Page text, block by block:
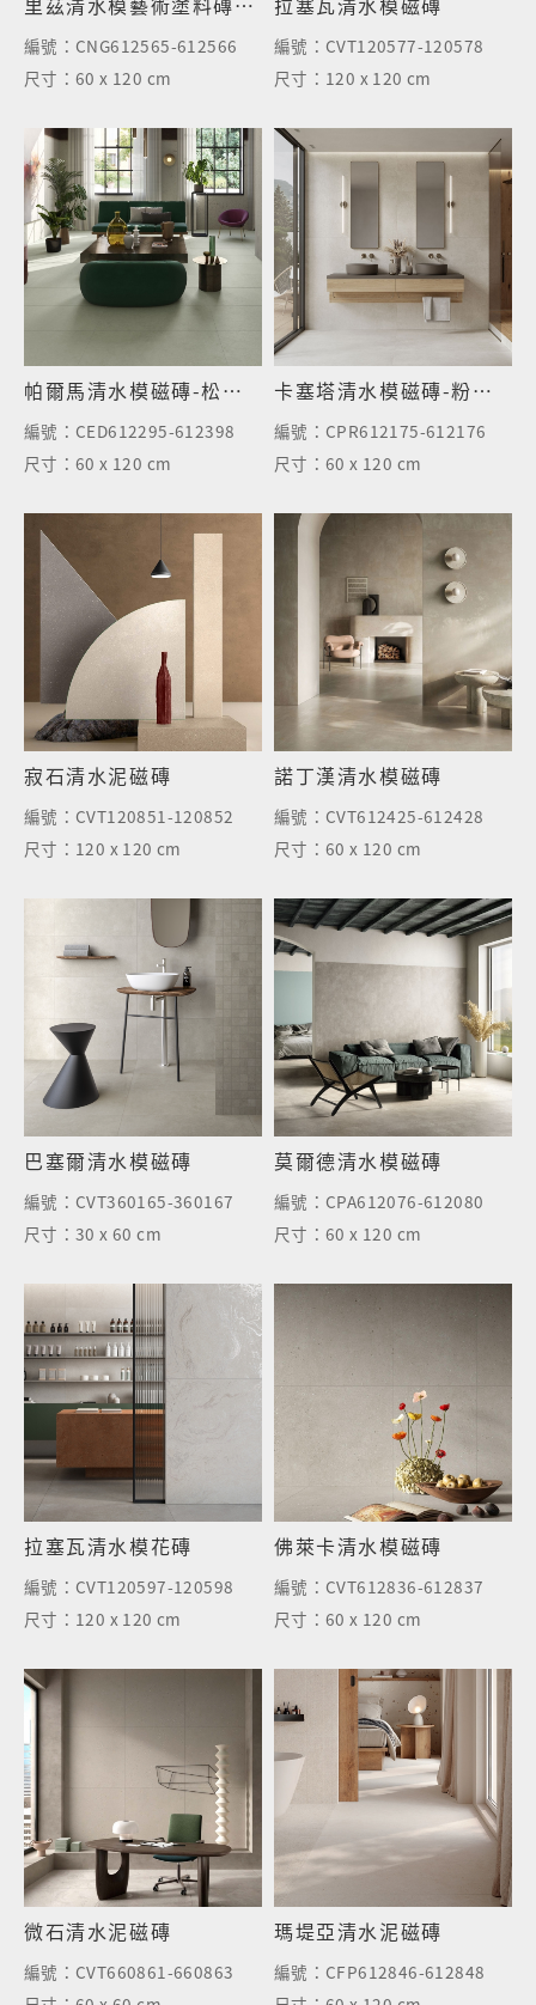
編號： CNG612565-612566
尺寸：60 x 120 cm
編號： CVT120577-120578
尺寸： 120 x 120 cm
帕爾馬清水模磁磚-松石綠
編號： CED612295-612398
尺寸：60 x 120 cm
卡塞塔清水模磁磚-粉光米
編號： CPR612175-612176
尺寸：60 x 120 cm
寂石清水泥磁磚
編號： CVT120851-120852
尺寸： 120 x 120 cm
諾丁漢清水模磁磚
編號： CVT612425-612428
尺寸：60 x 120 cm
巴塞爾清水模磁磚
編號： CVT360165-360167
尺寸：30 x 60 cm
莫爾德清水模磁磚
編號： CPA612076-612080
尺寸：60 x 120 cm
拉塞瓦清水模花磚
編號： CVT120597-120598
尺寸： 120 x 120 cm
佛萊卡清水模磁磚
編號： CVT612836-612837
尺寸：60 x 120 cm
微石清水泥磁磚
編號： CVT660861-660863
瑪堤亞清水泥磁磚
編號： CFP612846-612848